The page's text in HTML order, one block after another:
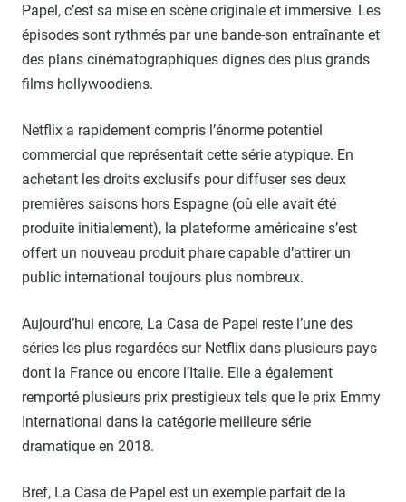
Papel, c’est sa mise en scène originale et immersive. Les
épisodes sont rythmés par une bande-son entraînante et
des plans cinématographiques dignes des plus grands
films hollywoodiens.
Netflix a rapidement compris l’énorme potentiel
commercial que représentait cette série atypique. En
achetant les droits exclusifs pour diffuser ses deux
premières saisons hors Espagne (où elle avait été
produite initialement), la plateforme américaine s’est
offert un nouveau produit phare capable d’attirer un
public international toujours plus nombreux.
Aujourd’hui encore, La Casa de Papel reste l’une des
séries les plus regardées sur Netflix dans plusieurs pays
dont la France ou encore l’Italie. Elle a également
remporté plusieurs prix prestigieux tels que le prix Emmy
International dans la catégorie meilleure série
dramatique en 2018.
Bref, La Casa de Papel est un exemple parfait de la